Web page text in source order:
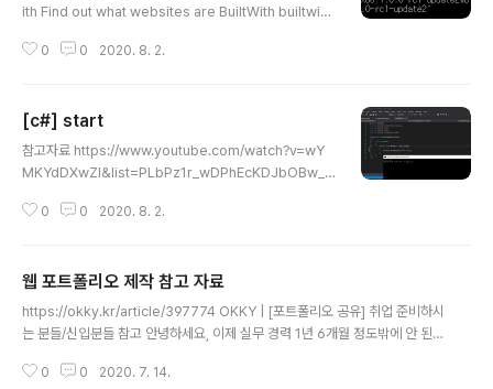
ith Find out what websites are BuiltWith builtwit
b Form winform 웹페이지 내에 소스 코드 존재할 수 있
Model > User -SignalR 실시간 채팅 서비스 -Web A
PI 데이터베이스에서 나온 정보를 XML JSOM 형식 송출
해주는 서비스 RESTful APT JSON Stateless 모튼 플
0 0 2020. 8. 2.
[c#] start
참고자료 https://www.youtube.com/watch?v=wY
MKYdDXwZI&list=PLbPz1r_wDPhEcKDJbOBw_3
응용 프로그램) - WPF (Windows Presentation Foun
- unity 3d c#
0 0 2020. 8. 2.
웹 포트폴리오 제작 참고 자료
https://okky.kr/article/397774 OKKY | [포트폴리오 공유] 취업 준비하시
는 분들/신입분들 참고 안녕하세요, 이제 실무 경력 1년 6개월 정도밖에 안 된
하시는 분들이 포트폴리오를 어떻게 작성하는지에 대해 궁� okky.kr http
0 0 2020. 7. 14.